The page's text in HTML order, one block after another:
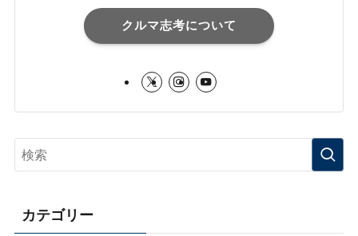
クルマ志考について
カテゴリー